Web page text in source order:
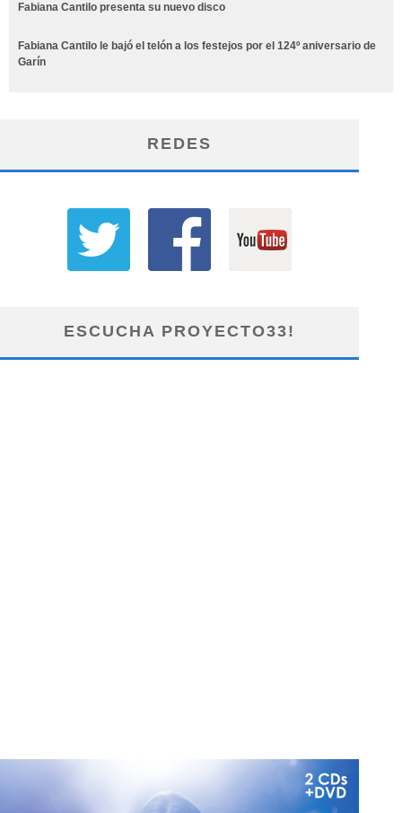
Fabiana Cantilo presenta su nuevo disco
Fabiana Cantilo le bajó el telón a los festejos por el 124º aniversario de
Garín
REDES
ESCUCHA PROYECTO33!